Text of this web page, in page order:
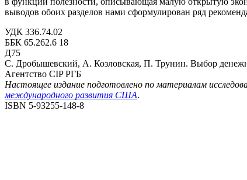
выводов обоих разделов нами сформулирован ряд
УДК 336.74.02
ББК 65.262.6 18
Д75
С. Дробышевский, А. Козловская, П. Трунин. Выбор
Агентство CIP РГБ
Настоящее издание подготовлено по материалам
международного развития США.
ISBN 5-93255-148-8